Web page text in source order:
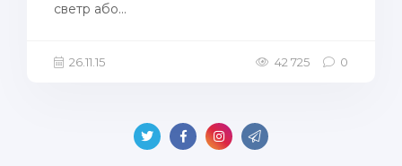
светр або...
26.11.15 42 725 0